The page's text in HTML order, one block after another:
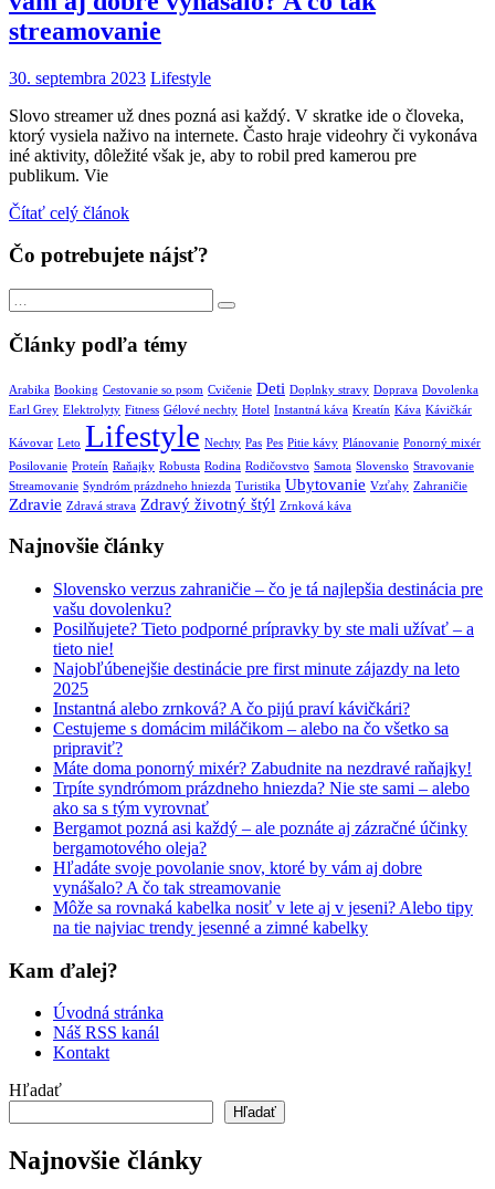
streamovanie
30. septembra 2023 Lifestyle
Slovo streamer už dnes pozná asi každý. V skratke ide o človeka,
ktorý vysiela naživo na internete. Často hraje videohry či vykonáva
iné aktivity, dôležité však je, aby to robil pred kamerou pre
publikum. Vie
Čítať celý článok
Čo potrebujete nájsť?
for:
Search
Články podľa témy
Arabika Booking Cestovanie so psom Cvičenie Deti Doplnky stravy Doprava Dovolenka
Earl Grey Elektrolyty Fitness Gélové nechty Hotel Instantná káva Kreatín Káva Kávičkár
Kávovar Leto Lifestyle Nechty Pas Pes Pitie kávy Plánovanie Ponorný mixér
Posilovanie Proteín Raňajky Robusta Rodina Rodičovstvo Samota Slovensko Stravovanie
Streamovanie Syndróm prázdneho hniezda Turistika Ubytovanie Vzťahy Zahraničie
Zdravie Zdravá strava Zdravý životný štýl Zrnková káva
Najnovšie články
Slovensko verzus zahraničie – čo je tá najlepšia destinácia pre
vašu dovolenku?
Posilňujete? Tieto podporné prípravky by ste mali užívať – a
tieto nie!
Najobľúbenejšie destinácie pre first minute zájazdy na leto
2025
Instantná alebo zrnková? A čo pijú praví kávičkári?
Cestujeme s domácim miláčikom – alebo na čo všetko sa
pripraviť?
Máte doma ponorný mixér? Zabudnite na nezdravé raňajky!
Trpíte syndrómom prázdneho hniezda? Nie ste sami – alebo
ako sa s tým vyrovnať
Bergamot pozná asi každý – ale poznáte aj zázračné účinky
bergamotového oleja?
Hľadáte svoje povolanie snov, ktoré by vám aj dobre
vynášalo? A čo tak streamovanie
Môže sa rovnaká kabelka nosiť v lete aj v jeseni? Alebo tipy
na tie najviac trendy jesenné a zimné kabelky
Kam ďalej?
Úvodná stránka
Náš RSS kanál
Kontakt
Hľadať
Hľadať
Najnovšie články